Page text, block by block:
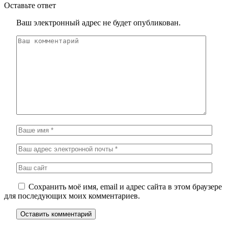
Оставьте ответ
Ваш электронный адрес не будет опубликован.
Сохранить моё имя, email и адрес сайта в этом браузере
для последующих моих комментариев.